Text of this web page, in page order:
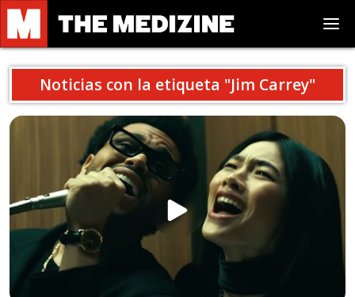
Noticias con la etiqueta "Jim Carrey"